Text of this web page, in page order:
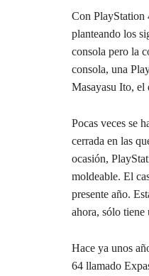
Con PlayStation
planteando los
consola pero la
consola, una
Masayasu Ito, el
Pocas veces se
cerrada en las
ocasión,
moldeable. El
presente año.
ahora, sólo
Hace ya unos
64 llamado